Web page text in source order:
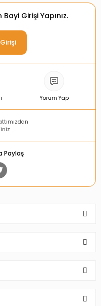
Girişi Yapınız.
Yorum Yap
Paylaş